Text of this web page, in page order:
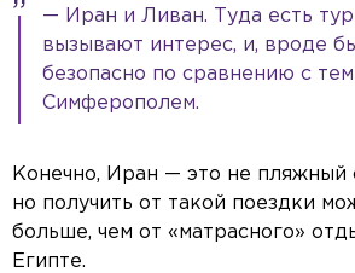
— Иран и Ливан. Туда есть
вызывают интерес, и, вроде
безопасно по сравнению с
Симферополем.
Конечно, Иран — это не пляжный
но получить от такой поездки
больше, чем от «матрасного»
Египте.